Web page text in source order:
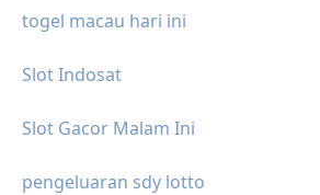
togel macau hari ini
Slot Indosat
Slot Gacor Malam Ini
pengeluaran sdy lotto